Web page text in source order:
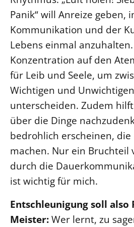
Panik“ will Anreize geben,
Kommunikation und der
Lebens einmal
Konzentration auf den
für Leib und Seele, um
Wichtigen und
unterscheiden. Zudem
über die Dinge
bedrohlich erscheinen, die
machen. Nur ein Bruchteil
durch die
ist wichtig für mich.
Entschleunigung soll also
Meister:Wer lernt, zu